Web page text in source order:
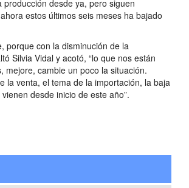
desde ya, pero siguen
estos últimos seis meses ha bajado
porque con la disminución de la
Silvia Vidal y acotó, “lo que nos están
mejore, cambie un poco la situación.
la venta, el tema de la importación, la baja
desde inicio de este año”.